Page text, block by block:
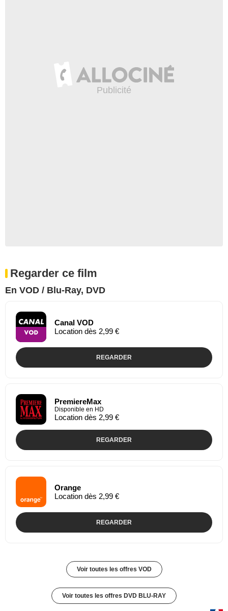
Regarder ce film
En VOD / Blu-Ray, DVD
Canal VOD
Location dès 2,99 €
REGARDER
PremiereMax
Disponible en HD
Location dès 2,99 €
REGARDER
Orange
Location dès 2,99 €
REGARDER
Voir toutes les offres VOD
Voir toutes les offres DVD BLU-RAY